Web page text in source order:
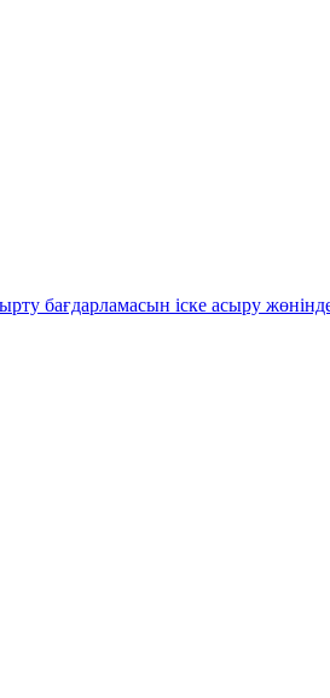
бағдарламасын іске асыру